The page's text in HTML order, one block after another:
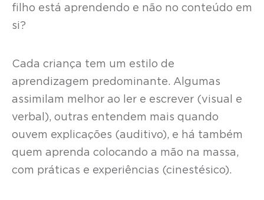
filho está aprendendo e não no conteúdo em
si?
Cada criança tem um estilo de
aprendizagem predominante. Algumas
assimilam melhor ao ler e escrever (visual e
verbal), outras entendem mais quando
ouvem explicações (auditivo), e há também
quem aprenda colocando a mão na massa,
com práticas e experiências (cinestésico).